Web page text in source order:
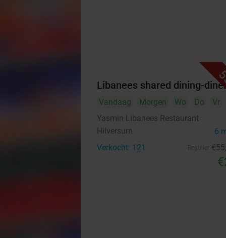
Libanees shared dining-
Vandaag Morgen Wo Do
Vr
Yasmin Libanees Restaurant
Hilversum 6
Verkocht: 121 €55